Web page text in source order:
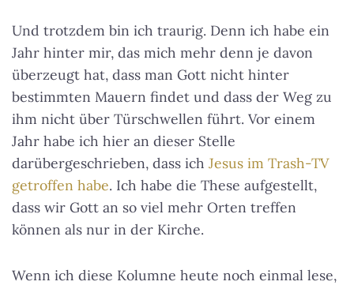
Und trotzdem bin ich traurig. Denn ich habe ein
Jahr hinter mir, das mich mehr denn je davon
überzeugt hat, dass man Gott nicht hinter
bestimmten Mauern findet und dass der Weg zu
ihm nicht über Türschwellen führt. Vor einem
Jahr habe ich hier an dieser Stelle
darübergeschrieben, dass ich Jesus im Trash-TV
getroffen habe. Ich habe die These aufgestellt,
dass wir Gott an so viel mehr Orten treffen
können als nur in der Kirche.
Wenn ich diese Kolumne heute noch einmal lese,